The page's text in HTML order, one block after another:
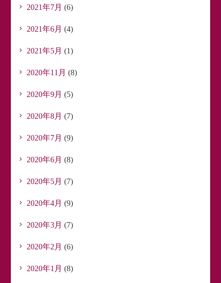
2021年7月 (6)
2021年6月 (4)
2021年5月 (1)
2020年11月 (8)
2020年9月 (5)
2020年8月 (7)
2020年7月 (9)
2020年6月 (8)
2020年5月 (7)
2020年4月 (9)
2020年3月 (7)
2020年2月 (6)
2020年1月 (8)